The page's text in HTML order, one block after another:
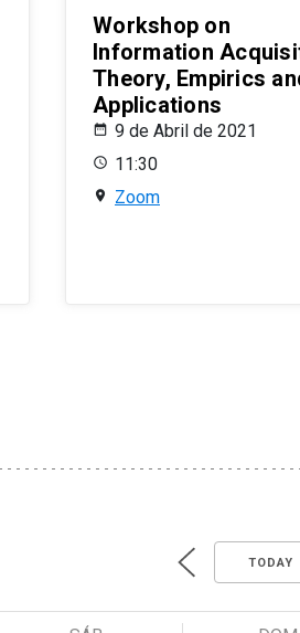
Workshop on
Information
Theory, Empirics
Applications
9 de Abril de 2021
11:30
Zoom
TODAY